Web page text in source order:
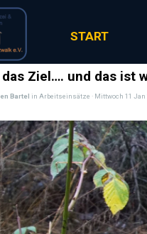
START
das Ziel…. und das ist
Bartel in Arbeitseinsätze · Mittwoch 11 Jan